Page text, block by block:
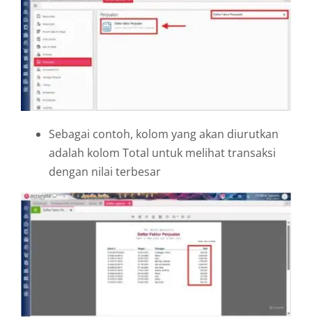
Sebagai contoh, kolom yang akan diurutkan
adalah kolom Total untuk melihat transaksi
dengan nilai terbesar